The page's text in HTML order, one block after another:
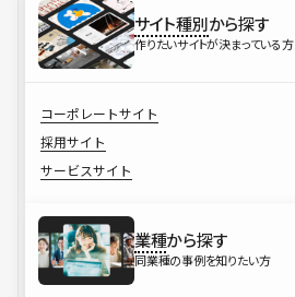
サイト種別から探す
作りたいサイトが決まっている方
コーポレートサイト
採用サイト
サービスサイト
業種から探す
同業種の事例を知りたい方